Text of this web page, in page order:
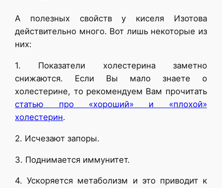
А полезных свойств у киселя Изотова
действительно много. Вот лишь некоторые из
них:
1. Показатели холестерина заметно
снижаются. Если Вы мало знаете о
холестерине, то рекомендуем Вам прочитать
статью про «хороший» и «плохой»
холестерин.
2. Исчезают запоры.
3. Поднимается иммунитет.
4. Ускоряется метаболизм и это приводит к